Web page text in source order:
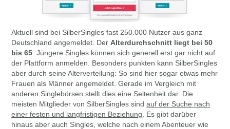
Aktuell sind bei SilberSingles fast 250.000 Nutzer aus ganz
Deutschland angemeldet. DerAlterdurchschnitt liegt bei 50
bis 65 . Jüngere Singles können sich generell erst gar nicht auf
der Plattform anmelden. Besonders punkten kann SilberSingles
aber durch seine Alterverteilung: So sind hier sogar etwas mehr
Frauen als Männer angemeldet. Gerade im Vergleich mit
anderen Singlebörsen stellt dies eine Seltenheit dar. Die
meisten Mitglieder von SilberSingles sindauf der Suche nach
einer festen und langfristigen Beziehung . Es gibt darüber
hinaus aber auch Singles, welche nach einem Abenteuer wie